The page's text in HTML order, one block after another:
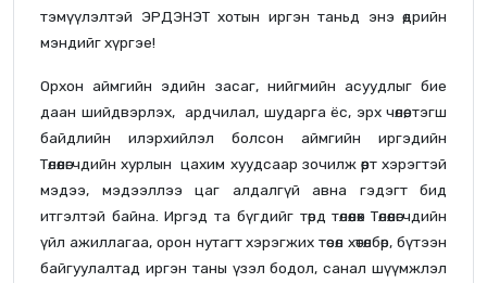
тэмүүлэлтэй ЭРДЭНЭТ хотын иргэн таньд энэ өдрийн
мэндийг хүргэе!
Орхон аймгийн эдийн засаг, нийгмийн асуудлыг бие
даан шийдвэрлэх, ардчилал, шударга ёс, эрх чөлөө, тэгш
байдлийн илэрхийлэл болсон аймгийн иргэдийн
Төлөөлөгчдийн хурлын цахим хуудсаар зочилж өөрт хэрэгтэй
мэдээ, мэдээллээ цаг алдалгүй авна гэдэгт бид
итгэлтэй байна. Иргэд та бүгдийг төрд төлөөлөх Төлөөлөгчдийн
үйл ажиллагаа, орон нутагт хэрэгжих төсөл хөтөлбөр, бүтээн
байгуулалтад иргэн таны үзэл бодол, санал шүүмжлэл